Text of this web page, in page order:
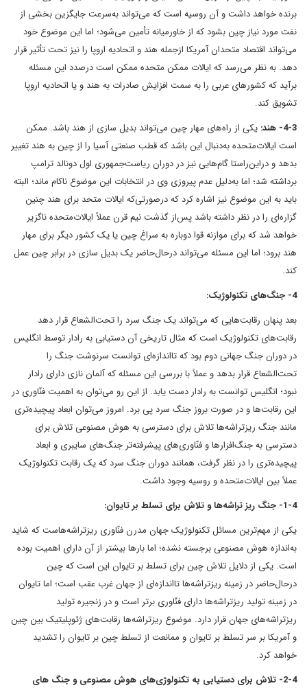
برنده خواهد داشت و آن روسیه است که می‌تواند به‌سرعت جایگزین بخشی از
نفت مورد نیاز چین بشود که از خاورمیانه تأمین می‌شود؛ اما این موضوع خود
می‌تواند اقتصاد متحدان آمریکا ازجمله هند و اتحادیه اروپا را نیز تحت ‌تأثیر قرار
دهد. به نظر می‌رسد که ایالات ممکن متحده ممکن است درصدد این مسئله
برآید که کشورهای عربی را به سمت افزایش صادرات به هند و یا اتحادیه اروپا
تشویق کند.
4-3- هند:
یکی از راه‌های مهار چین می‌تواند بدیل سازی از هند باشد. ممکن
است ایالات‌متحده به‌دنبال این باشد که قطب صنعتی آسیا را از چین به هند تغییر
بدهد و دراین‌راستا گام‌هایی نیز در دوران ریاست‌جمهوری اول دونالد ترامپ
برداشته شد؛ اما به‌دلیل عدم پیروزی وی در انتخابات این موضوع ناکام ماند؛ البته
باید به این موضوع نیز اشاره کرد که درصورتی‌که ایالات متحد برای هند چنین
گزاره‌ای را در نظر داشته باشد پس‌از گذشت نیم ‌قرن عملاً ایالات‌متحده ناگزیر
خواهد شد که برای موازنه قوا دوباره به سراغ چین یا یک کشور دیگر برای مهار
هند برود؛ اما این مسئله می‌تواند درحال‌حاضر یک بدیل سازی در برابر چین عمل
کند.
4- جنگ‌های تکنولوژیک:
بعد پنهان رقابت‌هایی که می‌تواند یک جنگ سرد را تحت‌الشعاع قرار دهد
رقابت‌های تکنولوژیک است که مثال تاریخی آن دستیابی به رادار توسط انگلیس
در دوران جنگ جهانی دوم بود که تااندازه‌ای توانست سرنوشت جنگ را
تحت‌الشعاع قرار بدهد و عملاً با بررسی این مسئله که آلمان نازی دارای رادار
نبود؛ انگلیس توانست به رادار دست یابد. از این رو می‌توان به اهمیت فنّاوری در
این رقابت‌ها و در صورت بروز جنگ سرد پی برد. امروز می‌توان ابعاد پیچیده‌تری
مانند جنگ ریزتراشه‌ها تلاش برای دسترسی به هوش مصنوعی تلاش برای
دسترسی به جنگ‌افزارها و فنّاوری‌های پیشرفته‌تر جنگ‌های سایبری و ابعاد
پیچیده‌تری را در نظر گرفت، همانند دوران جنگ سرد که یک رقابت تکنولوژیک
عملاً بین ایالات‌متحده و روسیه وجود داشت.
1-4- جنگ ریز تراشه‌ها و تلاش برای تسلط بر تایوان:
یکی از مهم‌ترین مسائل تکنولوژیک جهان مدرن فنّاوری ریزتراشه‌هاست که شاید
به‌اندازه هوش مصنوعی برجسته نشده؛ اما بارها بیشتر از آن دارای اهمیت بوده
است. یکی از دلایل تلاش چین برای تسلط بر تایوان این است که چین
درحال‌حاضر در زمینه ریزتراشه‌ها تااندازه‌ای از جهان غرب عقب است؛ اما تایوان
در زمینه تولید ریزتراشه‌ها دارای فنّاوری برتر است و در زنجیره تولید
ریزتراشه‌های جهان قرار دارد. موضوع ریزتراشه‌ها رقابت‌های ژئوپلیتیک بین چین
و آمریکا بر سر تسلط بر تایوان و ممانعت از تسلط چین بر تایوان را تشدید
خواهد کرد.
2-4- تلاش برای دستیابی به تکنولوژی‌های هوش مصنوعی و جنگ های